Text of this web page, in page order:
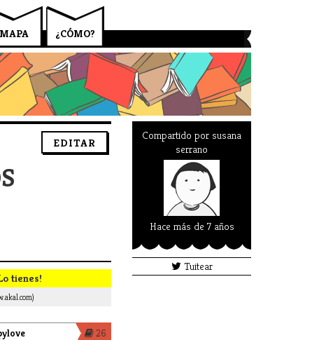
¿CÓMO?
MAPA
EDITAR
tienes!
26
Compartido por susana
serrano
Hace más de 7 años
Tuitear